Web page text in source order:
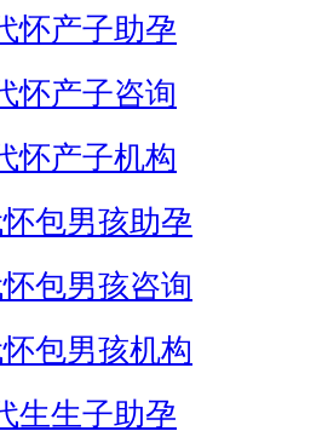
怀产子助孕
怀产子咨询
怀产子机构
包男孩助孕
包男孩咨询
包男孩机构
生生子助孕